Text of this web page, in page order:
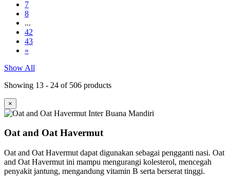
7
8
...
42
43
»
Show All
Showing 13 - 24 of 506 products
×
Oat and Oat Havermut
Oat and Oat Havermut dapat digunakan sebagai pengganti nasi. Oat
and Oat Havermut ini mampu mengurangi kolesterol, mencegah
penyakit jantung, mengandung vitamin B serta berserat tinggi.